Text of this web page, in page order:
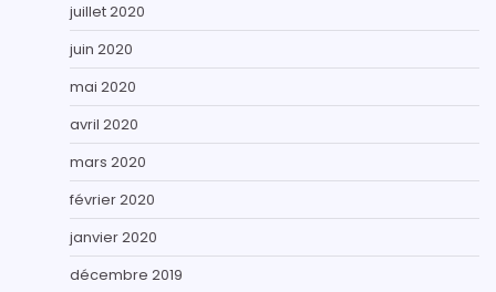
juillet 2020
juin 2020
mai 2020
avril 2020
mars 2020
février 2020
janvier 2020
décembre 2019